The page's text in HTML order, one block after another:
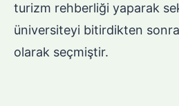
turizm rehberliği yaparak
üniversiteyi bitirdikten
olarak seçmiştir.